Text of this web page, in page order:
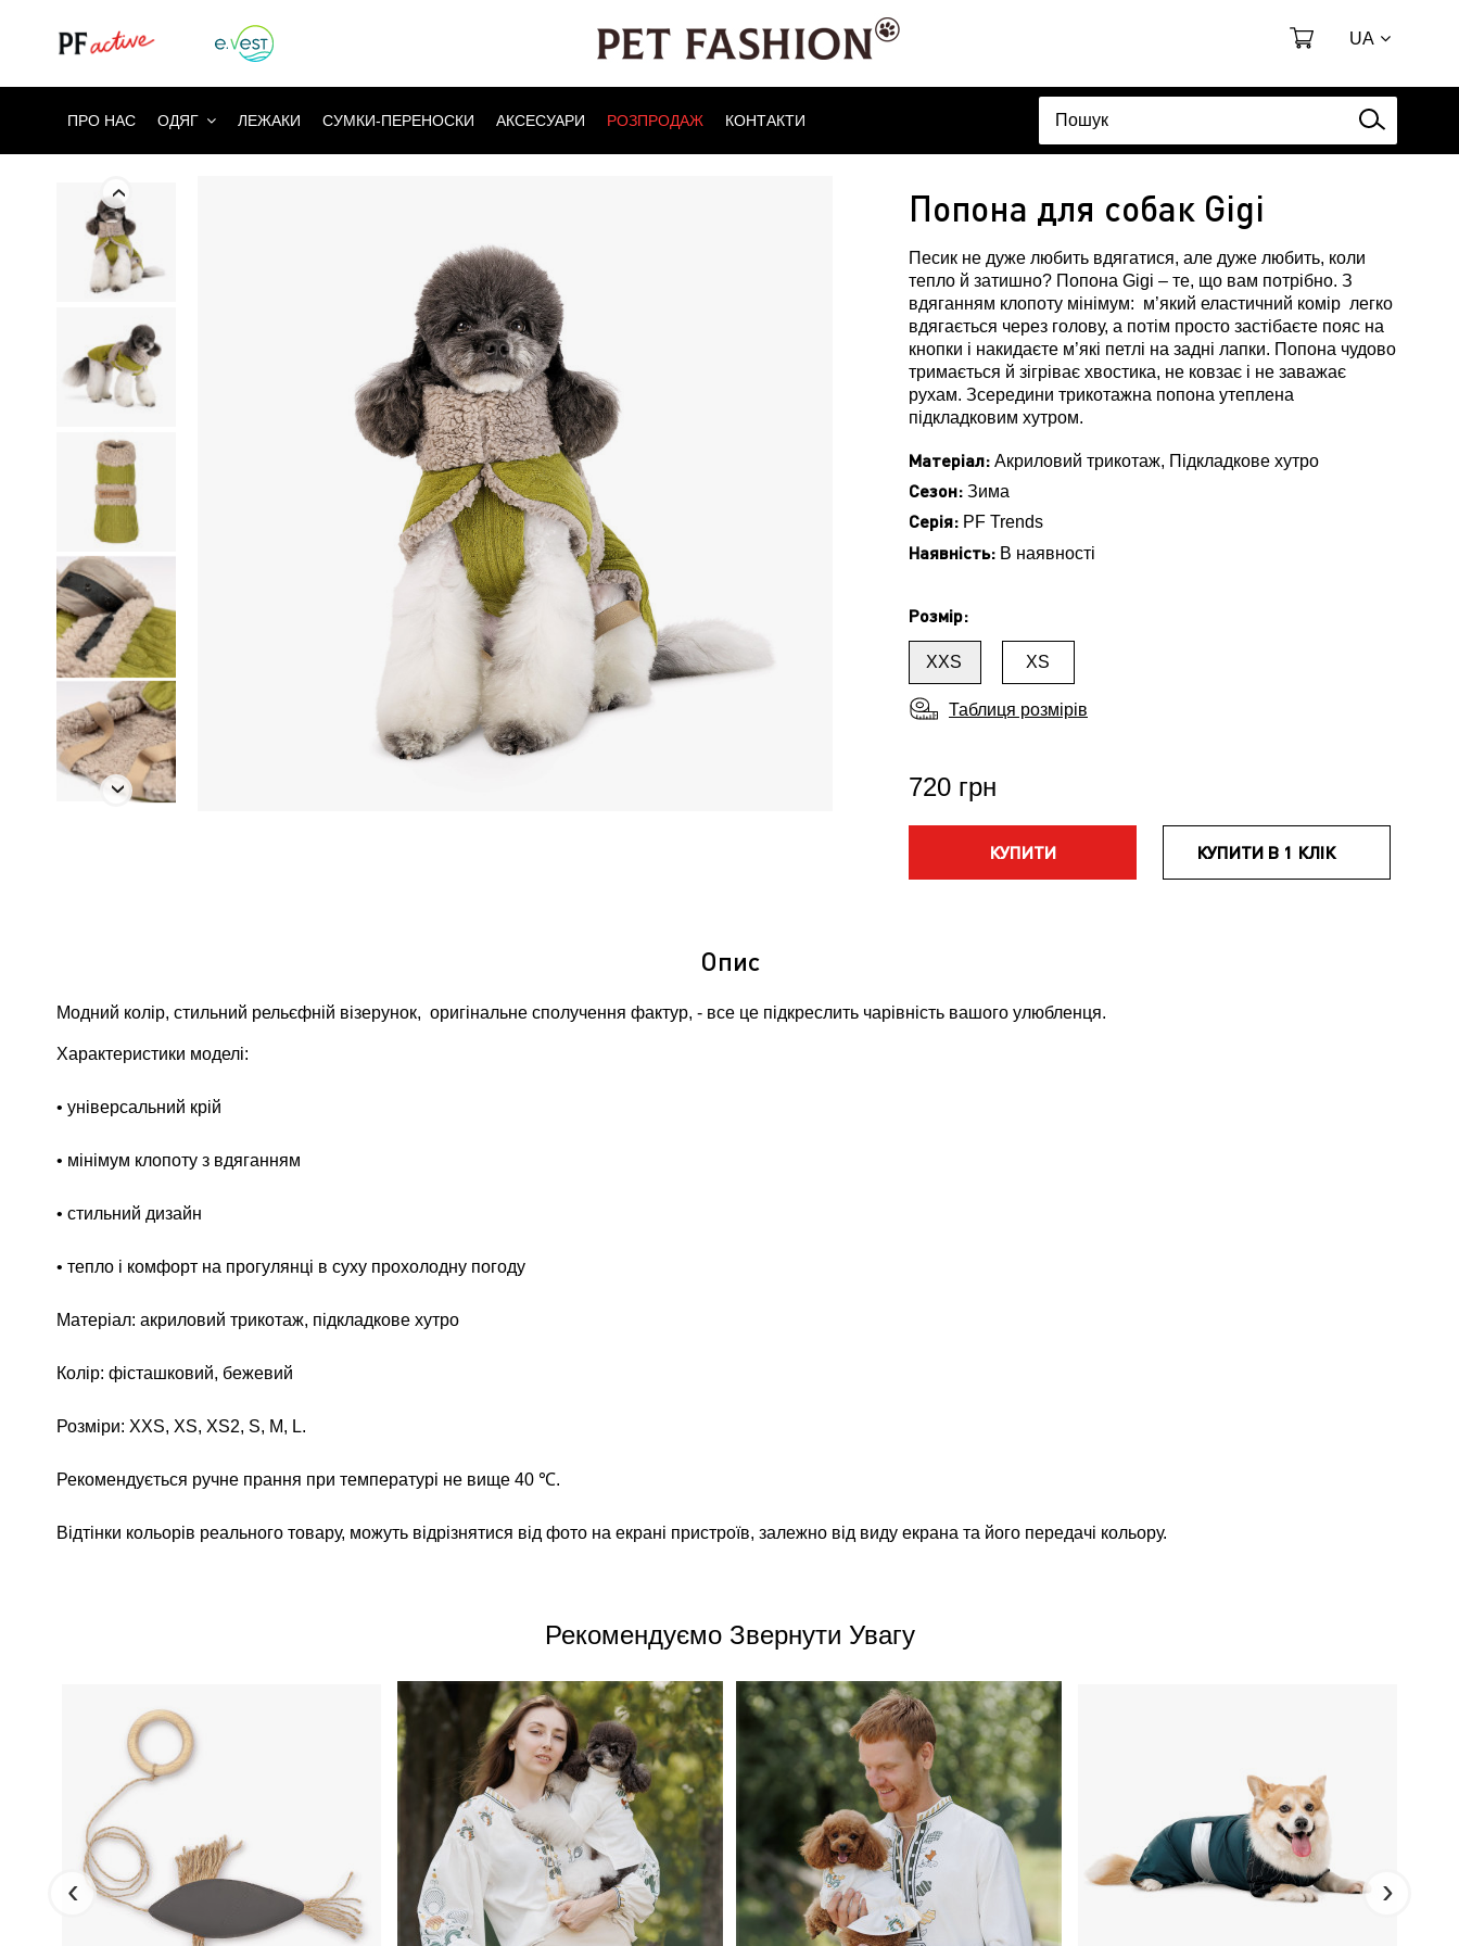
UA
ПРО НАС ОДЯГ ЛЕЖАКИ СУМКИ-ПЕРЕНОСКИ АКСЕСУАРИ РОЗПРОДАЖ КОНТАКТИ
Попона для собак Gigi
Песик не дуже любить вдягатися, але дуже любить, коли
тепло й затишно? Попона Gigi – те, що вам потрібно. З
вдяганням клопоту мінімум: м’який еластичний комір легко
вдягається через голову, а потім просто застібаєте пояс на
кнопки і накидаєте м’які петлі на задні лапки. Попона чудово
тримається й зігріває хвостика, не ковзає і не заважає
рухам. Зсередини трикотажна попона утеплена
підкладковим хутром.
Матеріал: Акриловий трикотаж, Підкладкове хутро
Сезон: Зима
Серія: PF Trends
Наявність: В наявності
Розмір:
XXS XS
Таблиця розмірів
720 грн
КУПИТИ КУПИТИ В 1 КЛІК
Опис
Модний колір, стильний рельєфній візерунок, оригінальне сполучення фактур, - все це підкреслить чарівність вашого улюбленця.
Характеристики моделі:
• універсальний крій
• мінімум клопоту з вдяганням
• стильний дизайн
• тепло і комфорт на прогулянці в суху прохолодну погоду
Матеріал: акриловий трикотаж, підкладкове хутро
Колір: фісташковий, бежевий
Розміри: XXS, XS, XS2, S, M, L.
Рекомендується ручне прання при температурі не вище 40 ℃.
Відтінки кольорів реального товару, можуть відрізнятися від фото на екрані пристроїв, залежно від виду екрана та його передачі кольору.
Рекомендуємо Звернути Увагу